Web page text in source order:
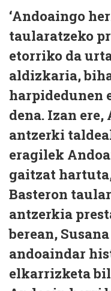
‘Andoaingo
taularatzeko
etorriko da
aldizkaria,
harpidedunen
dena. Izan
antzerki
eragilek
gaitzat
Basteron
antzerkia
berean,
andoaindar
elkarrizketa